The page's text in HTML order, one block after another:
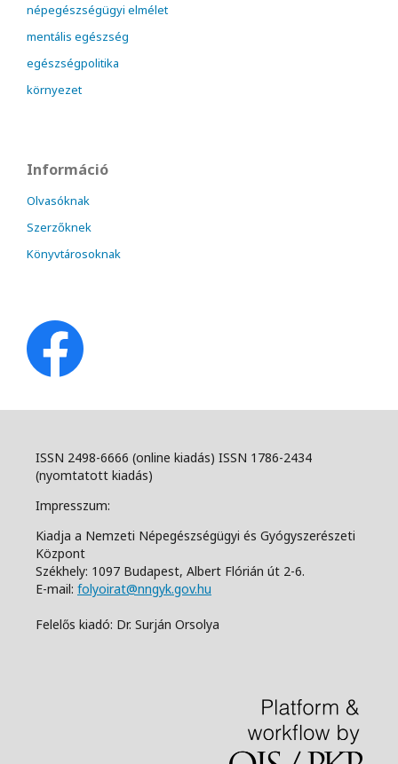
népegészségügyi elmélet
mentális egészség
egészségpolitika
környezet
Információ
Olvasóknak
Szerzőknek
Könyvtárosoknak
ISSN 2498-6666 (online kiadás) ISSN 1786-2434
(nyomtatott kiadás)
Impresszum:
Kiadja a Nemzeti Népegészségügyi és Gyógyszerészeti
Központ
Székhely: 1097 Budapest, Albert Flórián út 2-6.
E-mail: folyoirat@nngyk.gov.hu
Felelős kiadó: Dr. Surján Orsolya